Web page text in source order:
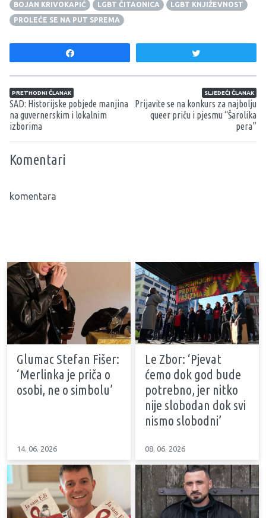
BOJAN KRIVOKAPIĆ LGBT ČITAONICA
LGBT KNJIŽEVNOST
PROLEĆE SE NA PUT SPREMA
Navigacija članaka
PRETHODNI ČLANAK
SAD: Historijske pobjede manjina
na guvernerskim i lokalnim
izborima
SLJEDEĆI ČLANAK
Prijavite se na konkurs za najbolju
queer priču i pjesmu “Šarolika
pera”
Komentari
komentara
Glumac Stefan Fišer:
‘Merlinka je priča o
osobi, ne o simbolu’
14. 06. 2026
Le Zbor: ‘Pjevat
ćemo dok god bude
potrebno, jer nitko
nije slobodan dok svi
nismo slobodni’
08. 06. 2026